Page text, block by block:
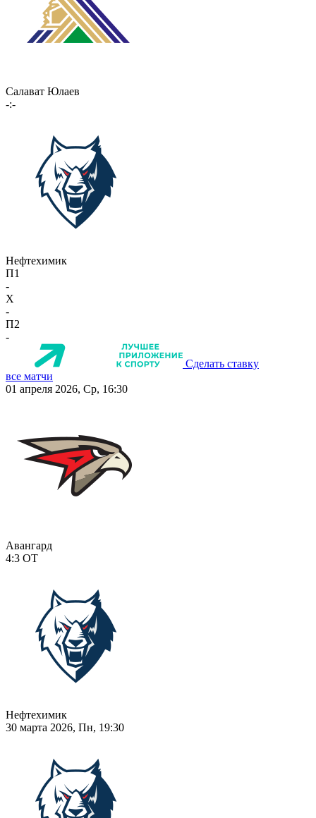
Салават Юлаев
-:-
Нефтехимик
П1
-
X
-
П2
-
Сделать ставку
все матчи
01 апреля 2026, Ср, 16:30
Авангард
4:3 ОТ
Нефтехимик
30 марта 2026, Пн, 19:30